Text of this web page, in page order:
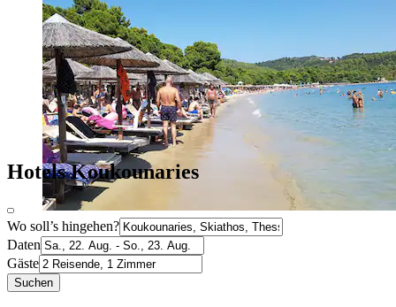
Hotels Koukounaries
Wo soll’s hingehen?
Daten
Gäste
Suchen